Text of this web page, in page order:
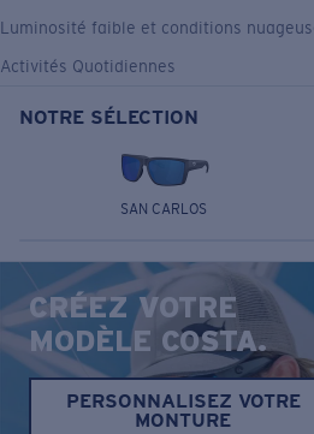
Luminosité faible et conditions
Activités Quotidiennes
NOTRE SÉLECTION
SAN CARLOS
CRÉEZ VOTRE
MODÈLE COSTA.
PERSONNALISEZ VOTRE
MONTURE